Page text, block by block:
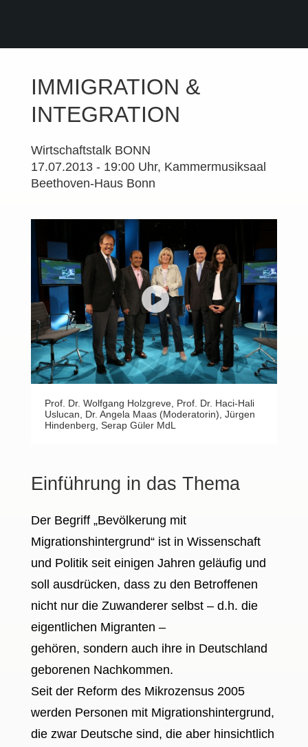
IMMIGRATION &
INTEGRATION
Wirtschaftstalk BONN
17.07.2013 - 19:00 Uhr, Kammermusiksaal
Beethoven-Haus Bonn
Prof. Dr. Wolfgang Holzgreve, Prof. Dr. Haci-Hali
Uslucan, Dr. Angela Maas (Moderatorin), Jürgen
Hindenberg, Serap Güler MdL
Einführung in das Thema
Der Begriff „Bevölkerung mit
Migrationshintergrund“ ist in Wissenschaft
und Politik seit einigen Jahren geläufig und
soll ausdrücken, dass zu den Betroffenen
nicht nur die Zuwanderer selbst – d.h. die
eigentlichen Migranten –
gehören, sondern auch ihre in Deutschland
geborenen Nachkommen.
Seit der Reform des Mikrozensus 2005
werden Personen mit Migrationshintergrund,
die zwar Deutsche sind, die aber hinsichtlich